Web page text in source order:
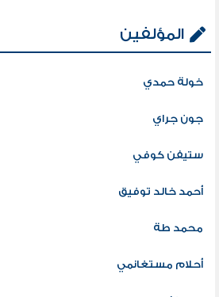
المؤلفين
خولة حمدي
جون جراي
ستيفن كوفي
أحمد خالد توفيق
محمد طة
أحلام مستغانمي